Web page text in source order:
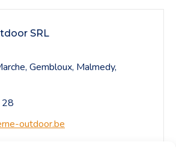
SRL
Gembloux, Malmedy,
outdoor.be